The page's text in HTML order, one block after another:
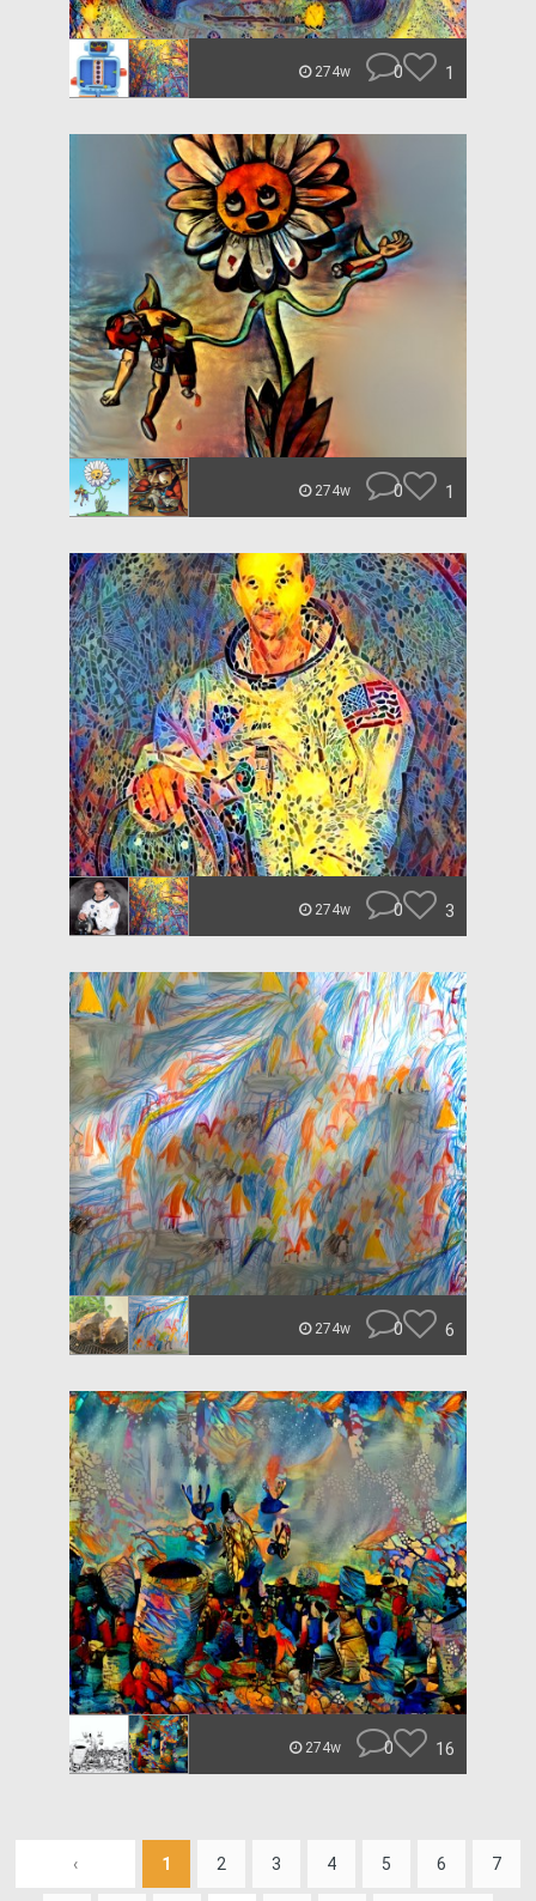
274w 0 1
274w 0 1
274w 0 3
274w 0 6
274w 0 16
‹ 1 2 3 4 5 6 7